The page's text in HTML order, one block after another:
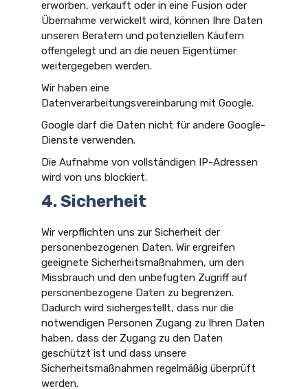
erworben, verkauft oder in eine Fusion oder
Übernahme verwickelt wird, können Ihre Daten
unseren Beratern und potenziellen Käufern
offengelegt und an die neuen Eigentümer
weitergegeben werden.
Wir haben eine
Datenverarbeitungsvereinbarung mit Google.
Google darf die Daten nicht für andere Google-
Dienste verwenden.
Die Aufnahme von vollständigen IP-Adressen
wird von uns blockiert.
4. Sicherheit
Wir verpflichten uns zur Sicherheit der
personenbezogenen Daten. Wir ergreifen
geeignete Sicherheitsmaßnahmen, um den
Missbrauch und den unbefugten Zugriff auf
personenbezogene Daten zu begrenzen.
Dadurch wird sichergestellt, dass nur die
notwendigen Personen Zugang zu Ihren Daten
haben, dass der Zugang zu den Daten
geschützt ist und dass unsere
Sicherheitsmaßnahmen regelmäßig überprüft
werden.